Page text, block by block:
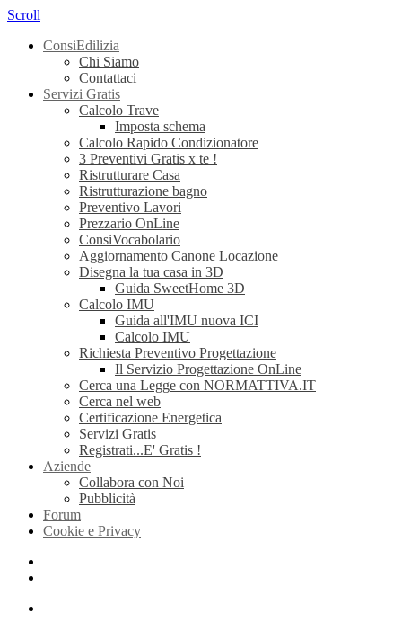
Scroll
ConsiEdilizia
Chi Siamo
Contattaci
Servizi Gratis
Calcolo Trave
Imposta schema
Calcolo Rapido Condizionatore
3 Preventivi Gratis x te !
Ristrutturare Casa
Ristrutturazione bagno
Preventivo Lavori
Prezzario OnLine
ConsiVocabolario
Aggiornamento Canone Locazione
Disegna la tua casa in 3D
Guida SweetHome 3D
Calcolo IMU
Guida all'IMU nuova ICI
Calcolo IMU
Richiesta Preventivo Progettazione
Il Servizio Progettazione OnLine
Cerca una Legge con NORMATTIVA.IT
Cerca nel web
Certificazione Energetica
Servizi Gratis
Registrati...E' Gratis !
Aziende
Collabora con Noi
Pubblicità
Forum
Cookie e Privacy